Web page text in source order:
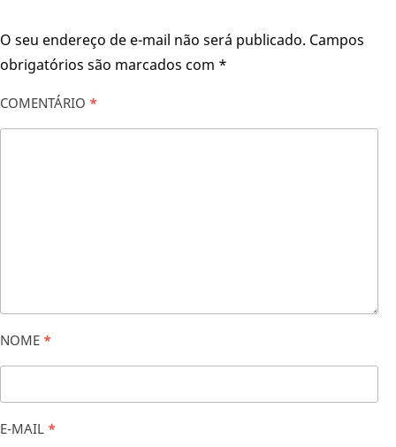
O seu endereço de e-mail não será publicado. Campos
obrigatórios são marcados com *
COMENTÁRIO *
NOME *
E-MAIL *